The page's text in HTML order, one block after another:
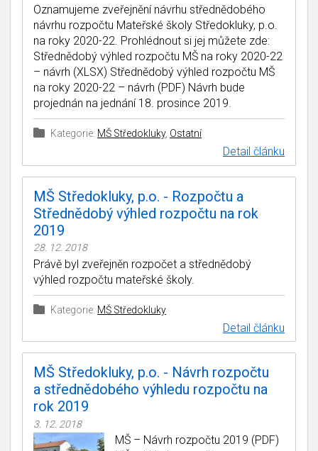
Oznamujeme zveřejnění návrhu střednědobého
návrhu rozpočtu Mateřské školy Středokluky, p.o.
na roky 2020-22. Prohlédnout si jej můžete zde:
Střednědobý výhled rozpočtu MŠ na roky 2020-22
– návrh (XLSX) Střednědobý výhled rozpočtu MŠ
na roky 2020-22 – návrh (PDF) Návrh bude
projednán na jednání 18. prosince 2019.
Kategorie: MŠ Středokluky, Ostatní
Detail článku
MŠ Středokluky, p.o. - Rozpočtu a
Střednědobý výhled rozpočtu na rok
2019
28. 12. 2018
Právě byl zveřejněn rozpočet a střednědobý
výhled rozpočtu mateřské školy.
Kategorie: MŠ Středokluky
Detail článku
MŠ Středokluky, p.o. - Návrh rozpočtu
a střednědobého výhledu rozpočtu na
rok 2019
3. 12. 2018
MŠ – Návrh rozpočtu 2019 (PDF)